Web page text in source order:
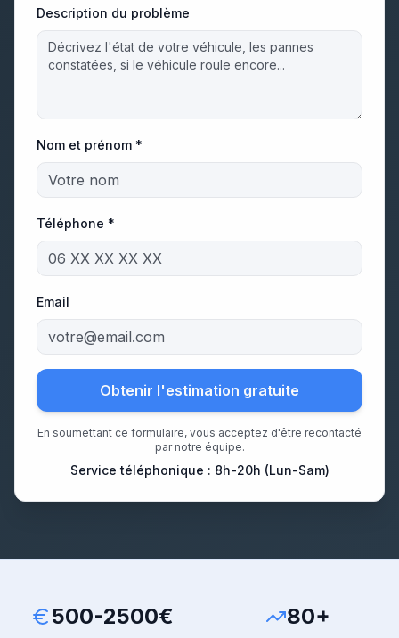
Description du problème
Nom et prénom *
Téléphone *
Email
Obtenir l'estimation gratuite
En soumettant ce formulaire, vous acceptez d'être recontacté
par notre équipe.
Service téléphonique : 8h-20h (Lun-Sam)
500-2500€ 80+